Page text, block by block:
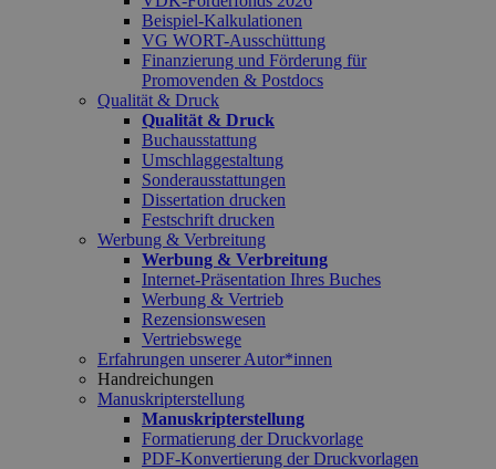
Beispiel-Kalkulationen
VG WORT-Ausschüttung
Finanzierung und Förderung für
Promovenden & Postdocs
Qualität & Druck
Qualität & Druck
Buchausstattung
Umschlaggestaltung
Sonderausstattungen
Dissertation drucken
Festschrift drucken
Werbung & Verbreitung
Werbung & Verbreitung
Internet-Präsentation Ihres Buches
Werbung & Vertrieb
Rezensionswesen
Vertriebswege
Erfahrungen unserer Autor*innen
Handreichungen
Manuskripterstellung
Manuskripterstellung
Formatierung der Druckvorlage
PDF-Konvertierung der Druckvorlagen